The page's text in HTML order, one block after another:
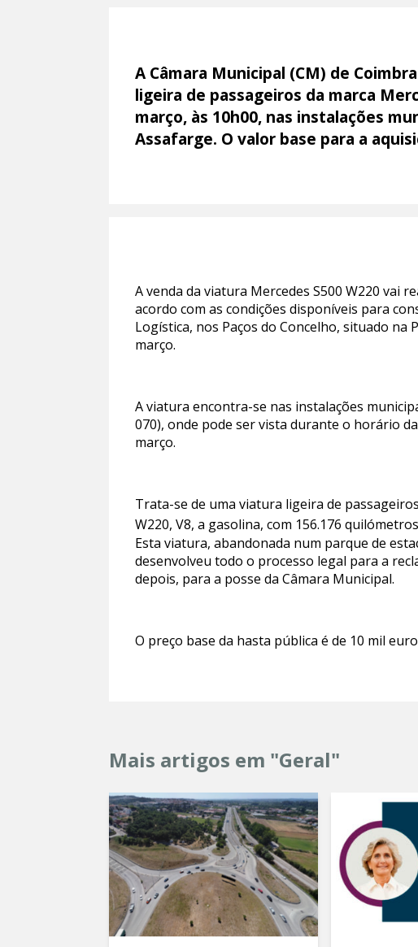
A Câmara Municipal (CM) de
ligeira de passageiros da marca
março, às 10h00, nas instalações
Assafarge. O valor base para a
A venda da viatura Mercedes S500 W220 vai
acordo com as condições disponíveis para
Logística, nos Paços do Concelho, situado na
março.
A viatura encontra-se nas instalações
070), onde pode ser vista durante o horário
março.
Trata-se de uma viatura ligeira de
W220, V8, a gasolina, com 156.176
Esta viatura, abandonada num parque de
desenvolveu todo o processo legal para a
depois, para a posse da Câmara Municipal.
O preço base da hasta pública é de 10 mil
Mais artigos em "Geral"